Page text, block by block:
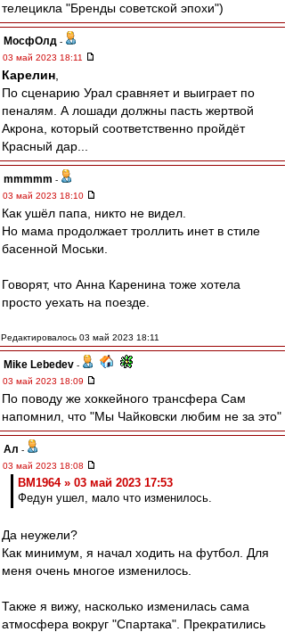
телецикла "Бренды советской эпохи")
МосфОлд -
03 май 2023 18:11
Карелин
По сценарию Урал сравняет и выиграет по
пеналям. А лошади должны пасть жертвой
Акрона, который соответственно пройдёт
Красный дар...
mmmmm -
03 май 2023 18:10
Как ушёл папа, никто не видел.
Но мама продолжает троллить инет в стиле
басенной Моськи.
Говорят, что Анна Каренина тоже хотела
просто уехать на поезде.
Редактировалось 03 май 2023 18:11
Mike Lebedev -
03 май 2023 18:09
По поводу же хоккейного трансфера Сам
напомнил, что "Мы Чайковски любим не за это"
Ал -
03 май 2023 18:08
BM1964 » 03 май 2023 17:53
Федун ушел, мало что изменилось.
Да неужели?
Как минимум, я начал ходить на футбол. Для
меня очень многое изменилось.
Также я вижу, насколько изменилась сама
атмосфера вокруг "Спартака". Прекратились